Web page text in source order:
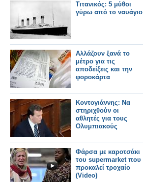
Τιτανικός: 5 μύθοι
γύρω από το ναυάγιο
Αλλάζουν ξανά το
μέτρο για τις
αποδείξεις και την
φοροκάρτα
Κοντογιάννης: Να
στηριχθούν οι
αθλητές για τους
Ολυμπιακούς
Φάρσα με καροτσάκι
του supermarket που
προκαλεί τροχαίο
(Video)